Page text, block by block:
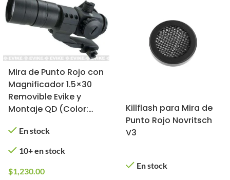
Mira de Punto Rojo con
Magnificador 1.5×30
Removible Evike y
Montaje QD (Color:
En stock
10+ en stock
$1,230.00
Killflash para Mira de
Punto Rojo Novritsch
V3
En stock